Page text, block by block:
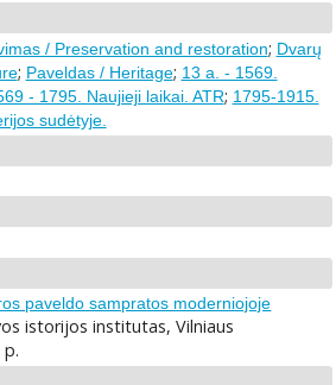
/ Preservation and restoration; Dvarų
; Paveldas / Heritage; 13 a. - 1569.
- 1795. Naujieji laikai. ATR; 1795-1915.
sudėtyje.
paveldo sampratos moderniojoje
istorijos institutas, Vilniaus